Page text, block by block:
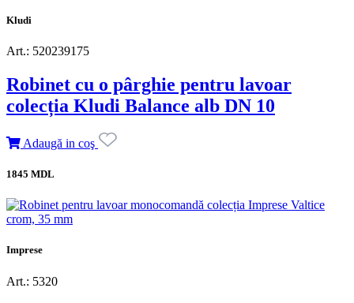
Kludi
Art.: 520239175
Robinet cu o pârghie pentru lavoar
colecția Kludi Balance alb DN 10
Adaugă in coş
1845 MDL
Imprese
Art.: 5320